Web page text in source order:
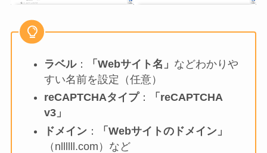
ラベル： 「Webサイト名」 などわかりや
すい名前を設定（任意）
reCAPTCHAタイプ：
「reCAPTCHA
v3」
ドメイン ：
「Webサイトのドメイン」
（nllllll.com）など